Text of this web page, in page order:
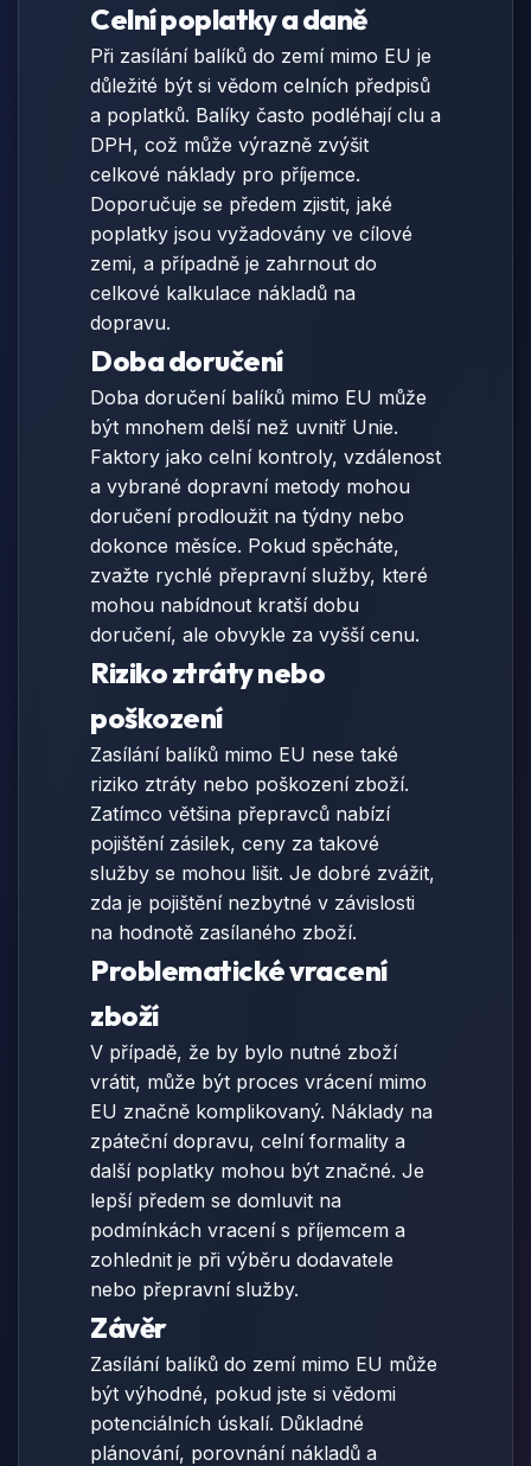
Celní poplatky a daně
Při zasílání balíků do zemí mimo EU je
důležité být si vědom celních předpisů
a poplatků. Balíky často podléhají clu a
DPH, což může výrazně zvýšit
celkové náklady pro příjemce.
Doporučuje se předem zjistit, jaké
poplatky jsou vyžadovány ve cílové
zemi, a případně je zahrnout do
celkové kalkulace nákladů na
dopravu.
Doba doručení
Doba doručení balíků mimo EU může
být mnohem delší než uvnitř Unie.
Faktory jako celní kontroly, vzdálenost
a vybrané dopravní metody mohou
doručení prodloužit na týdny nebo
dokonce měsíce. Pokud spěcháte,
zvažte rychlé přepravní služby, které
mohou nabídnout kratší dobu
doručení, ale obvykle za vyšší cenu.
Riziko ztráty nebo
poškození
Zasílání balíků mimo EU nese také
riziko ztráty nebo poškození zboží.
Zatímco většina přepravců nabízí
pojištění zásilek, ceny za takové
služby se mohou lišit. Je dobré zvážit,
zda je pojištění nezbytné v závislosti
na hodnotě zasílaného zboží.
Problematické vracení
zboží
V případě, že by bylo nutné zboží
vrátit, může být proces vrácení mimo
EU značně komplikovaný. Náklady na
zpáteční dopravu, celní formality a
další poplatky mohou být značné. Je
lepší předem se domluvit na
podmínkách vracení s příjemcem a
zohlednit je při výběru dodavatele
nebo přepravní služby.
Závěr
Zasílání balíků do zemí mimo EU může
být výhodné, pokud jste si vědomi
potenciálních úskalí. Důkladné
plánování, porovnání nákladů a